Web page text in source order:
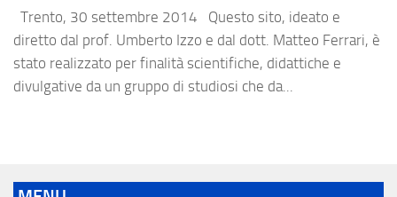
Trento, 30 settembre 2014 Questo sito, ideato e
diretto dal prof. Umberto Izzo e dal dott. Matteo Ferrari, è
stato realizzato per finalità scientifiche, didattiche e
divulgative da un gruppo di studiosi che da...